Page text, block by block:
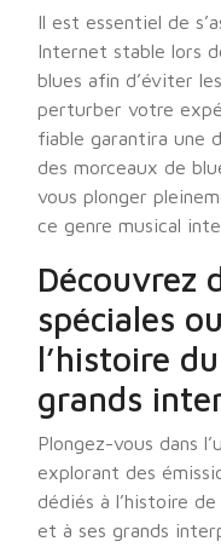
Il est essentiel de
Internet stable lors
blues afin d’éviter
perturber votre
fiable garantira une
des morceaux de
vous plonger
ce genre musical
Découvrez
spéciales
l’histoire
grands
Plongez-vous dans
explorant des
dédiés à l’histoire
et à ses grands